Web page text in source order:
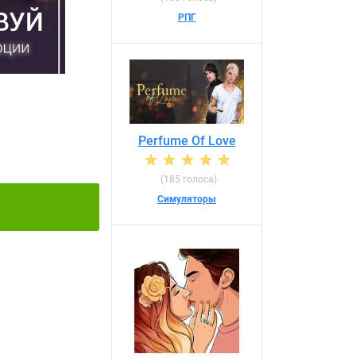
РПГ
Perfume Of Love
(185 голоса)
Симуляторы